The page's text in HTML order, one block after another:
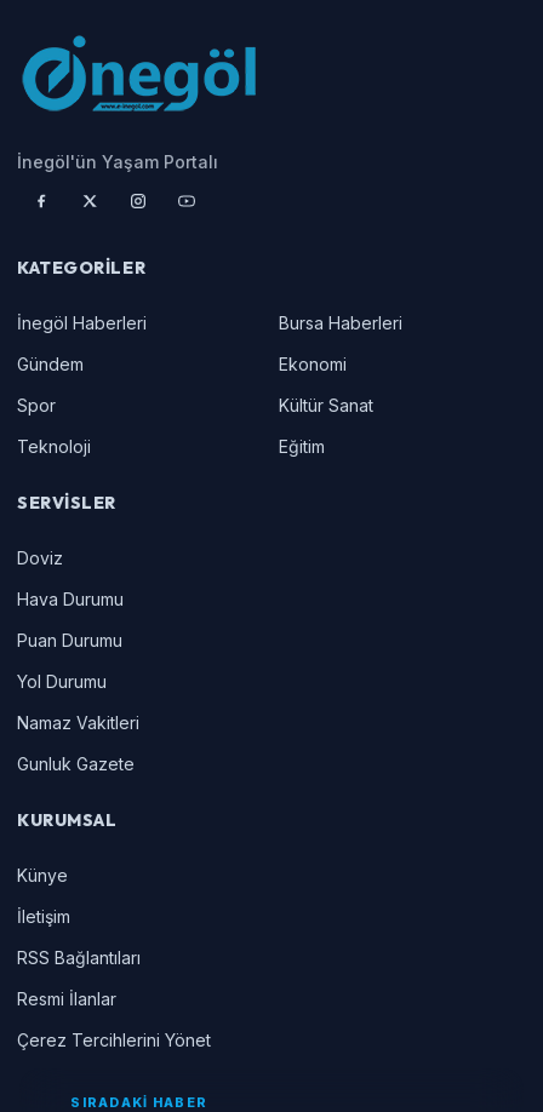
İnegöl'ün Yaşam Portalı
KATEGORILER
İnegöl Haberleri
Bursa Haberleri
Gündem
Ekonomi
Spor
Kültür Sanat
Teknoloji
Eğitim
SERVISLER
Doviz
Hava Durumu
Puan Durumu
Yol Durumu
Namaz Vakitleri
Gunluk Gazete
KURUMSAL
Künye
İletişim
RSS Bağlantıları
Resmi İlanlar
Çerez Tercihlerini Yönet
SIRADAKİ HABER